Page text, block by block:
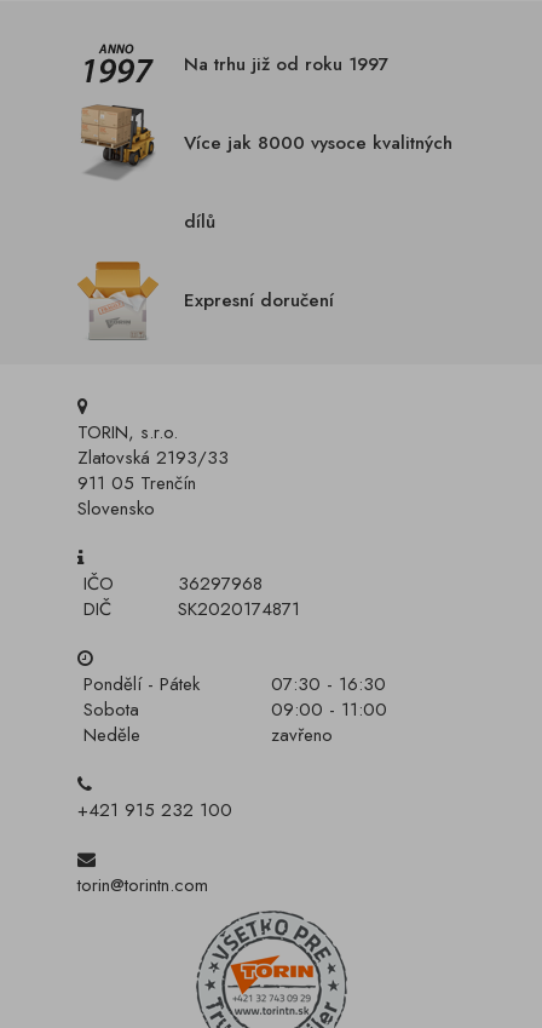
Na trhu již od roku 1997
Více jak 8000 vysoce kvalitných
dílů
Expresní doručení
TORIN, s.r.o.
Zlatovská 2193/33
911 05 Trenčín
Slovensko
IČO
36297968
DIČ
SK2020174871
Pondělí - Pátek
07:30 - 16:30
Sobota
09:00 - 11:00
Neděle
zavřeno
+421 915 232 100
torin@torintn.com